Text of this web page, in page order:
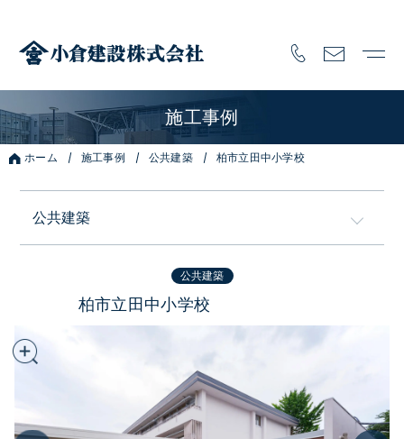
施工事例
ホーム 施工事例 公共建築 柏市立田中小学校
公共建築
注文住宅
公共建築
柏市立田中小学校